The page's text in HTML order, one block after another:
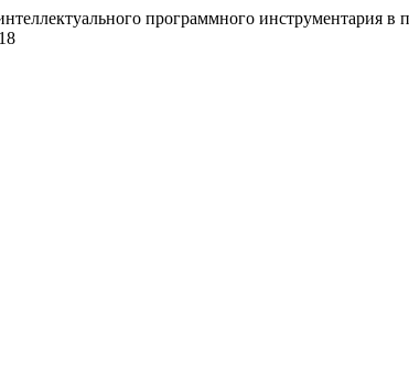
программного инструментария в